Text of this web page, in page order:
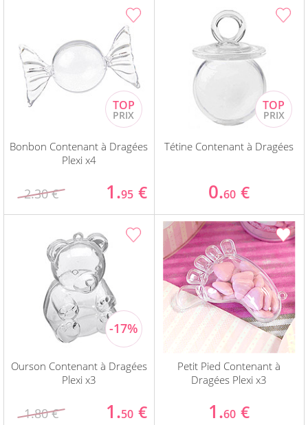
Bonbon Contenant à Dragées
Plexi x4
2.30 € 1.95 €
Tétine Contenant à Dragées
0.60 €
Ourson Contenant à Dragées
Plexi x3
1.80 € 1.50 €
Petit Pied Contenant à
Dragées Plexi x3
1.60 €